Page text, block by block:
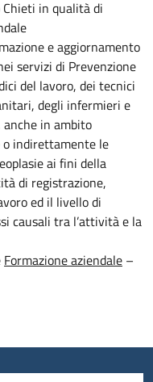
in qualità di
e aggiornamento
servizi di Prevenzione
del lavoro, dei tecnici
degli infermieri e
in ambito
indirettamente le
ai fini della
di registrazione,
ed il livello di
causali tra l’attività e la
Formazione aziendale –